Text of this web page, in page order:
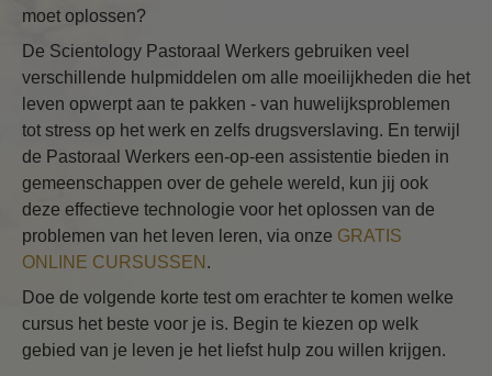
moet oplossen?
De Scientology Pastoraal Werkers gebruiken veel
verschillende hulpmiddelen om alle moeilijkheden die het
leven opwerpt aan te pakken - van huwelijksproblemen
tot stress op het werk en zelfs drugsverslaving. En terwijl
de Pastoraal Werkers een-op-een assistentie bieden in
gemeenschappen over de gehele wereld, kun jij ook
deze effectieve technologie voor het oplossen van de
problemen van het leven leren, via onze GRATIS
ONLINE CURSUSSEN .
Doe de volgende korte test om erachter te komen welke
cursus het beste voor je is. Begin te kiezen op welk
gebied van je leven je het liefst hulp zou willen krijgen.